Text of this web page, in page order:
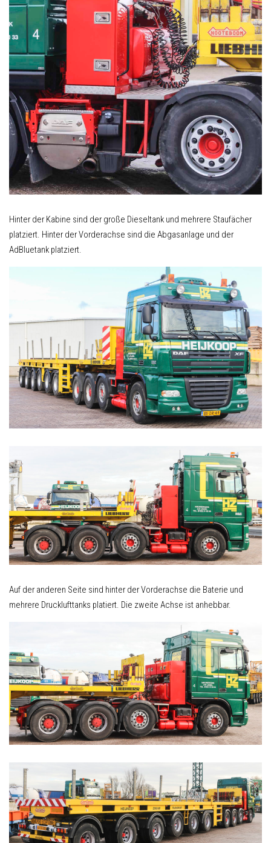
Hinter der Kabine sind der große Dieseltank und mehrere Staufächer
platziert. Hinter der Vorderachse sind die Abgasanlage und der
AdBluetank platziert.
Auf der anderen Seite sind hinter der Vorderachse die Baterie und
mehrere Drucklufttanks platiert. Die zweite Achse ist anhebbar.